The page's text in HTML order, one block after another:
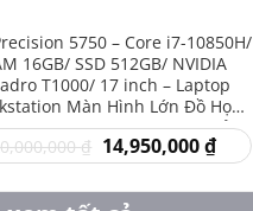
5750 – Core i7-10850H/
16GB/ SSD 512GB/ NVIDIA
T1000/ 17 inch – Laptop
Màn Hình Lớn Đồ Họa
Chuyên Nghiệp Giá Rẻ
₫ Giá
gốc
20,000,000 ₫.
14,950,000₫Giá
hiện
là: